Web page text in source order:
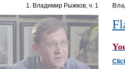
1. Владимир Рыжков, ч. 1